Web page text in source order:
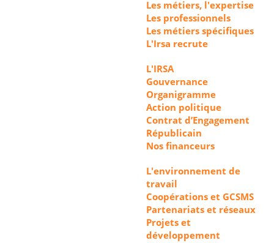
Les métiers, l'expertise
Les professionnels
Les métiers spécifiques
L'Irsa recrute
L'IRSA
Gouvernance
Organigramme
Action politique
Contrat d’Engagement
Républicain
Nos financeurs
L'environnement de
travail
Coopérations et GCSMS
Partenariats et réseaux
Projets et
développement